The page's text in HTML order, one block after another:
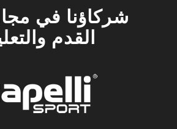
شركاؤنا في
القدم